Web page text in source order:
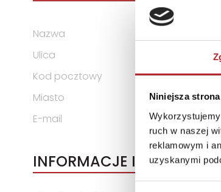
Niniejsza
ruch w naszej
reklamowym i
uzyskanymi
Nazwa
Ulica
ul. Telewizyjna
Kod pocztowy
80-209
Miasto
Chwaszczyno
E-mail
INFORMACJE I